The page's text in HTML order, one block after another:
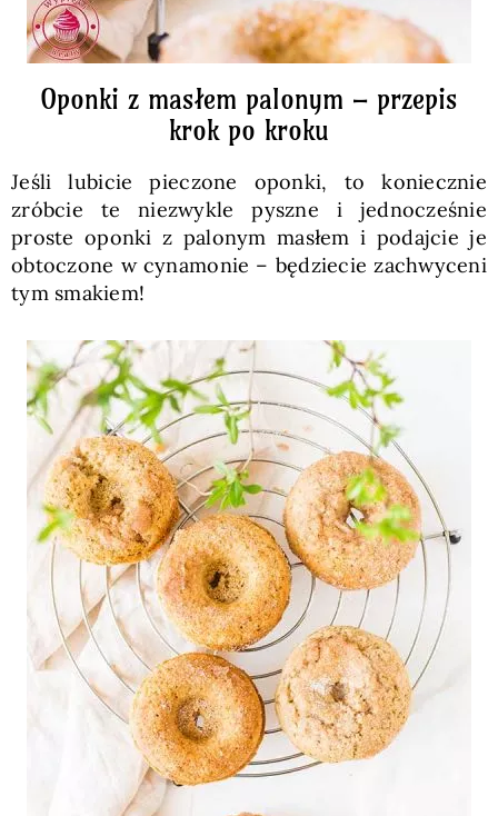
Oponki z masłem palonym – przepis
krok po kroku
Jeśli lubicie pieczone oponki, to koniecznie
zróbcie te niezwykle pyszne i jednocześnie
proste oponki z palonym masłem i podajcie je
obtoczone w cynamonie – będziecie zachwyceni
tym smakiem!